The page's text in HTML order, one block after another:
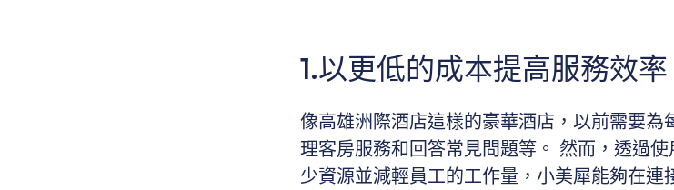
1.以更低的成本提高服務效率
像高雄洲際酒店這樣的豪華酒店，以前需要為
理客房服務和回答常見問題等。 然而，透過
少資源並減輕員工的工作量，小美犀能夠在連